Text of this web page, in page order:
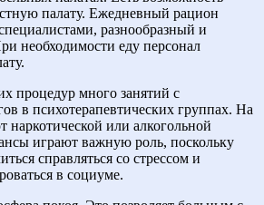
палату. Ежедневный рацион
разнообразный и
необходимости еду персонал
процедур много занятий с
в психотерапевтических группах. На
наркотической или алкогольной
играют важную роль, поскольку
справляться со стрессом и
в социуме.